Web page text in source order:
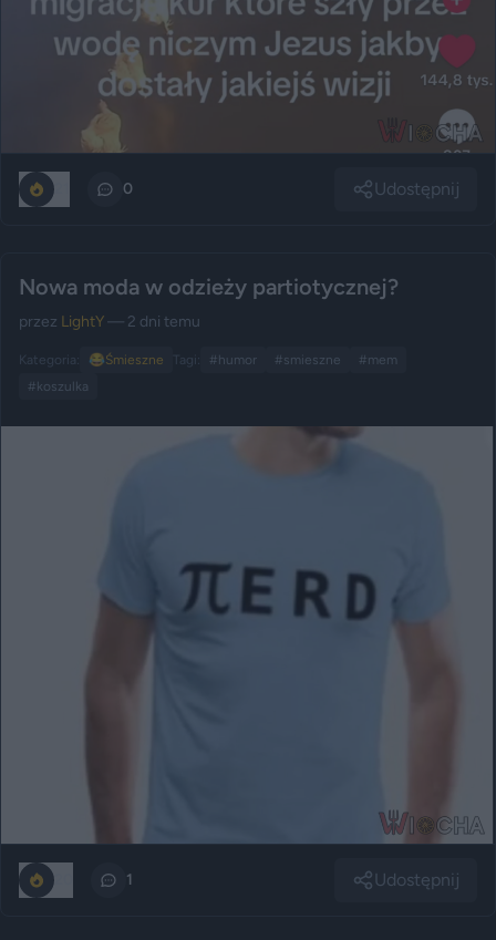
0 Udostępnij
Nowa moda w odzieży partiotycznej?
przez LightY— 2 dni temu
Kategoria: 😂Śmieszne Tagi: #humor #smieszne
#mem
#koszulka
1 Udostępnij